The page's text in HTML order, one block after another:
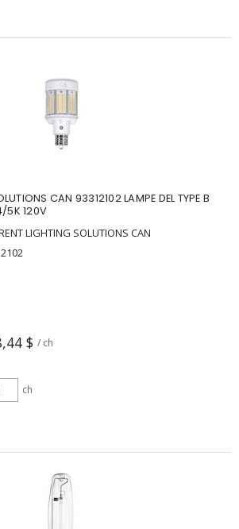
CAN 93312102 LAMPE DEL TYPE B
5K 120V
LIGHTING SOLUTIONS CAN
$ / ch
ch